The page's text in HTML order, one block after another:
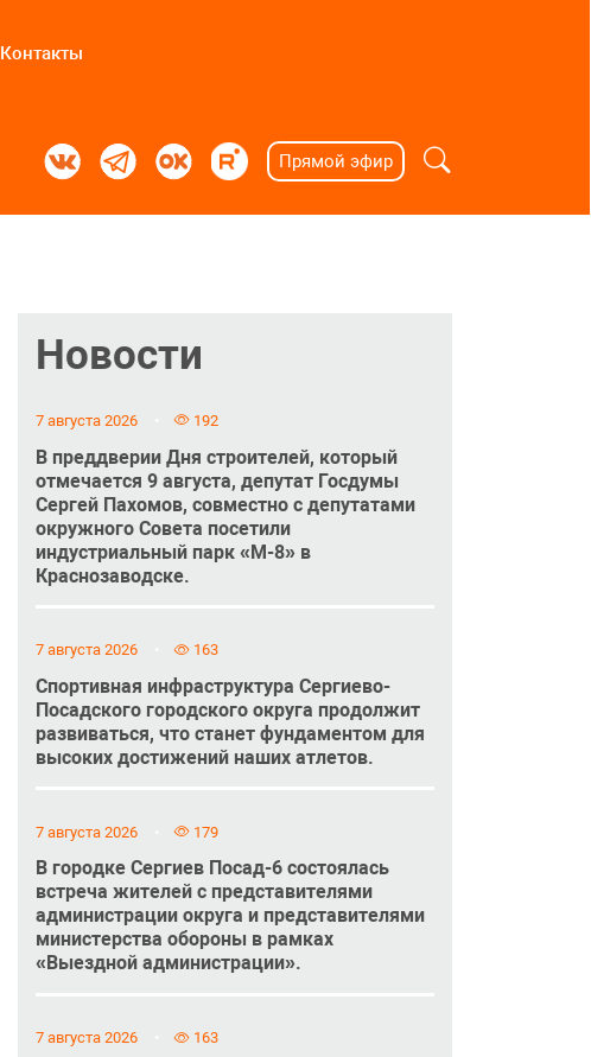
Контакты
Прямой эфир
Новости
7 августа 2026 192
В преддверии Дня строителей, который
отмечается 9 августа, депутат Госдумы
Сергей Пахомов, совместно с депутатами
окружного Совета посетили
индустриальный парк «М-8» в
Краснозаводске.
7 августа 2026 163
Спортивная инфраструктура Сергиево-
Посадского городского округа продолжит
развиваться, что станет фундаментом для
высоких достижений наших атлетов.
7 августа 2026 179
В городке Сергиев Посад-6 состоялась
встреча жителей с представителями
администрации округа и представителями
министерства обороны в рамках
«Выездной администрации».
7 августа 2026 163